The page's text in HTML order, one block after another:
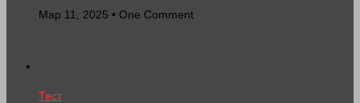
Мар 11, 2025 • One Comment
Тест